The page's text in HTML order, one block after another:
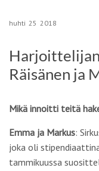
huhti 25 2018
Harjoittelijan
Räisänen ja
Mikä innoitti teitä
Emma ja Markus:
joka oli
tammikuussa